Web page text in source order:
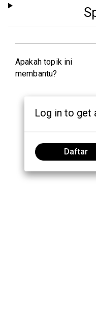
Apakah topik ini
membantu?
Log in to get
Daftar